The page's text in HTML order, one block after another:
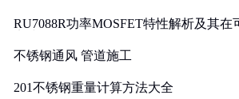
RU7088R功率MOSFET特性解析及其在
不锈钢通风 管道施工
201不锈钢重量计算方法大全